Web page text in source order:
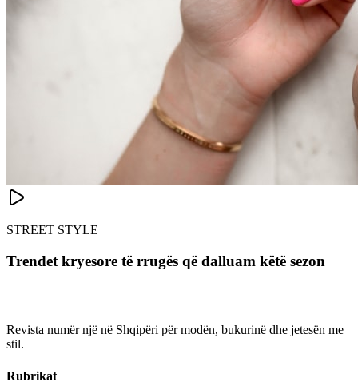
STREET STYLE
Trendet kryesore të rrugës që dalluam këtë sezon
Revista numër një në Shqipëri për modën, bukurinë dhe jetesën me
stil.
Rubrikat